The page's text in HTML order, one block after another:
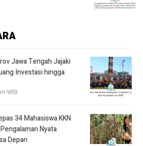
Jawa Tengah Jajaki
Investasi hingga
WIB
34 Mahasiswa KKN
Nyata
Depan